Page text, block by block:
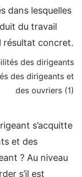
dans lesquelles
du travail
résultat concret.
des dirigeants
des dirigeants et
des ouvriers (1)
s’acquitte
et des
? Au niveau
s’il est